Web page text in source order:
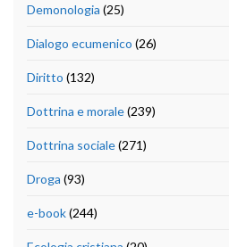
Demonologia (25)
Dialogo ecumenico (26)
Diritto (132)
Dottrina e morale(239)
Dottrina sociale(271)
Droga (93)
e-book(244)